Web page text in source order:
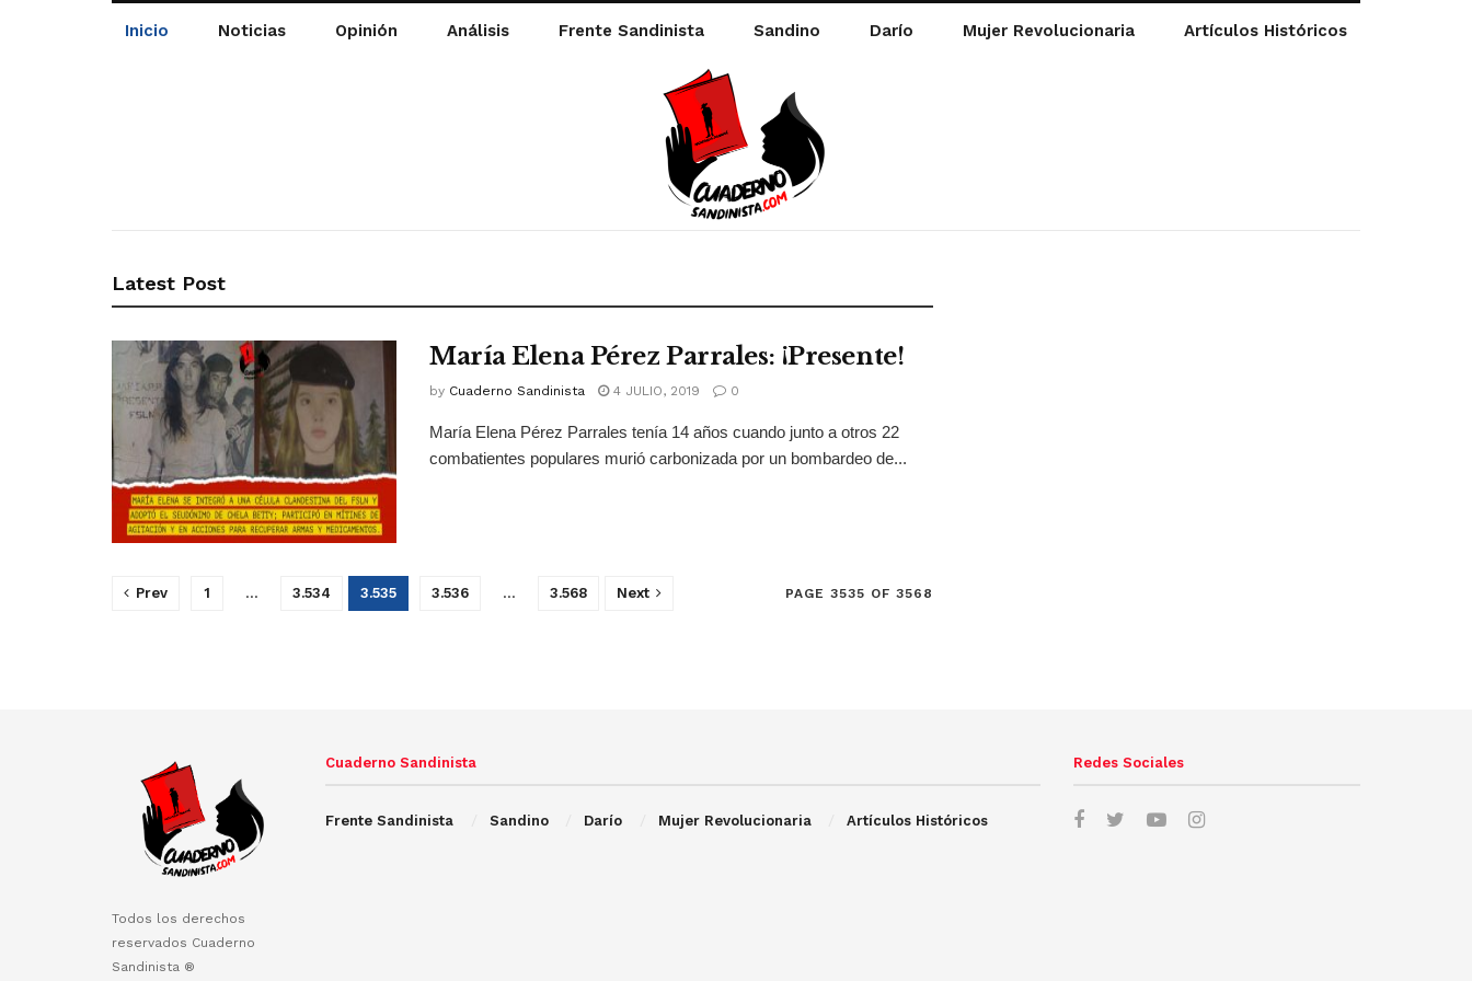
Inicio Noticias Opinión Análisis Frente Sandinista Sandino Darío Mujer Revolucionaria Artículos Históricos
Latest Post
María Elena Pérez Parrales: ¡Presente!
by Cuaderno Sandinista 4 JULIO, 2019 0
María Elena Pérez Parrales tenía 14 años cuando junto a otros 22
combatientes populares murió carbonizada por un bombardeo de...
PAGE 3535 OF 3568
Prev 1 … 3.534 3.535 3.536 … 3.568 Next
Todos los derechos
reservados Cuaderno
Sandinista ®
Cuaderno Sandinista
Frente Sandinista Sandino Darío Mujer Revolucionaria Artículos Históricos
Redes Sociales